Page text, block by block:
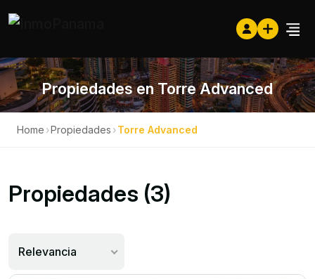
Propiedades en Torre Advanced
Home ›Propiedades ›Torre Advanced
Propiedades (3)
Relevancia